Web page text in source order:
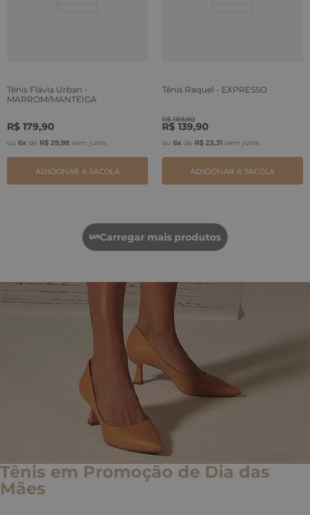
Tênis Flávia Urban -
MARROM/MANTEIGA
R$ 179,90
ou 6x de R$ 29,98 sem juros
ADICIONAR A SACOLA
Tênis Raquel - EXPRESSO
R$ 189,90
R$ 139,90
ou 6x de R$ 23,31 sem juros
ADICIONAR A SACOLA
Tênis em Promoção de Dia das
Mães